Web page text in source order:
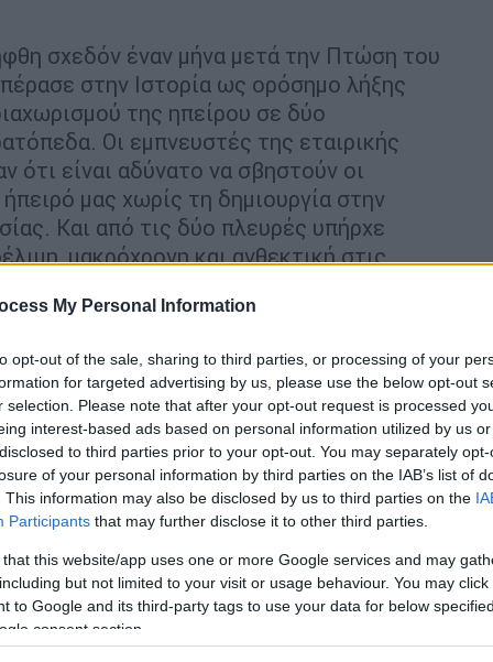
My Personal Information
opt-out of the sale, sharing to third parties, or processing of your
for targeted advertising by us, please use the below opt-out
selection. Please note that after your opt-out request is processed
interest-based ads based on personal information utilized by us
to third parties prior to your opt-out. You may separately
of your personal information by third parties on the IAB’s list of
This information may also be disclosed by us to third parties on the
Participants that may further disclose it to other third parties.
that this website/app uses one or more Google services and may
but not limited to your visit or usage behaviour. You may
to Google and its third-party tags to use your data for below
consent section.
σχεδόν έναν μήνα μετά την Πτώση του
στην Ιστορία ως ορόσημο λήξης
της ηπείρου σε δύο
Οι εμπνευστές της εταιρικής
είναι αδύνατο να σβηστούν οι
μας χωρίς τη δημιουργία στην
Και από τις δύο πλευρές υπήρχε
μακρόχρονη και ανθεκτική στις
σχολαστική δουλειά με στόχο τη
συνεργασίας ανάμεσα στη Ρωσία
στα μακρόπνοα σχέδια, τα οποία, αν
οφέλη σε όλους τους κατοίκους
σημαντικά το επίπεδο ασφάλειας,
παράδειγμα, τη διευκόλυνση εισόδου
πολίτες της Ρωσίας και των χωρών
επιβολής του νόμου όσον αφορά την
και του οργανωμένου εγκλήματος, τον
των περιφερειακών κρίσεων και
ένωσης. Δεν στάθηκε εφικτό,
προαναγγελθείσας εταιρικής σχέσης